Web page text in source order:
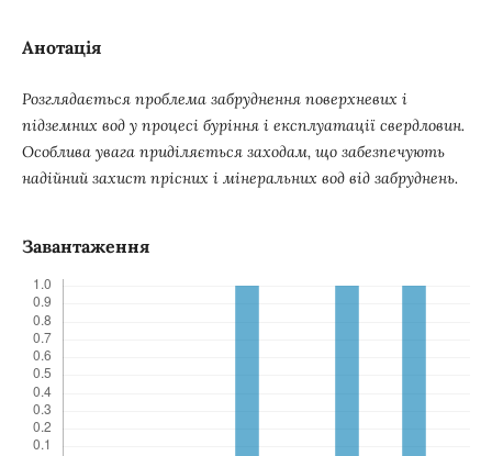
Анотація
Розглядається проблема забруднення поверхневих і
підземних вод у процесі буріння і експлуатації свердловин.
Особлива увага приділяється заходам, що забезпечують
надійний захист прісних і мінеральних вод від забруднень.
Завантаження